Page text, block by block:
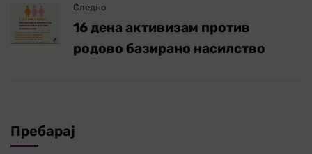
Следно
16 дена активизам против
родово базирано насилство
Пребарај